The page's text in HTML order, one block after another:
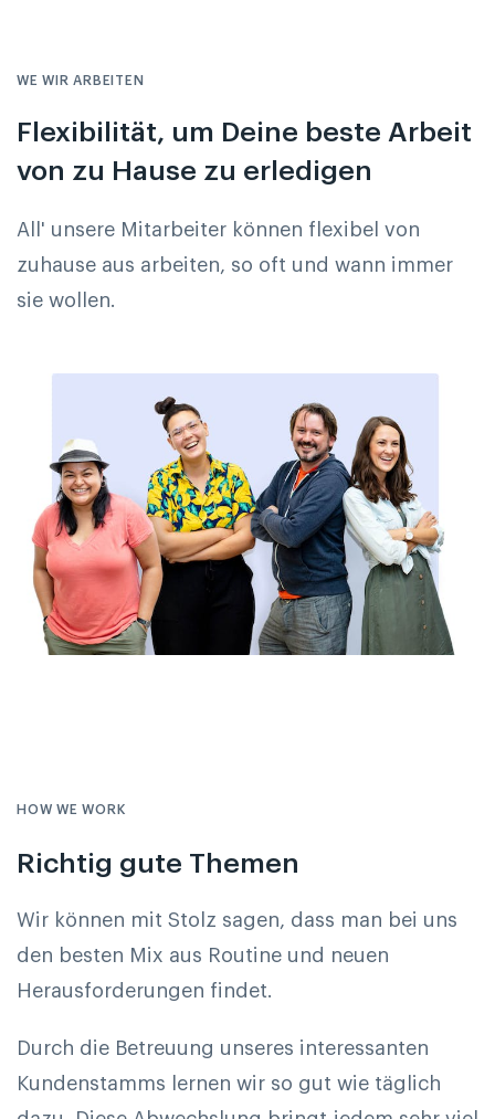
WE WIR ARBEITEN
Flexibilität, um Deine beste Arbeit
von zu Hause zu erledigen
All' unsere Mitarbeiter können flexibel von
zuhause aus arbeiten, so oft und wann immer
sie wollen.
HOW WE WORK
Richtig gute Themen
Wir können mit Stolz sagen, dass man bei uns
den besten Mix aus Routine und neuen
Herausforderungen findet.
Durch die Betreuung unseres interessanten
Kundenstamms lernen wir so gut wie täglich